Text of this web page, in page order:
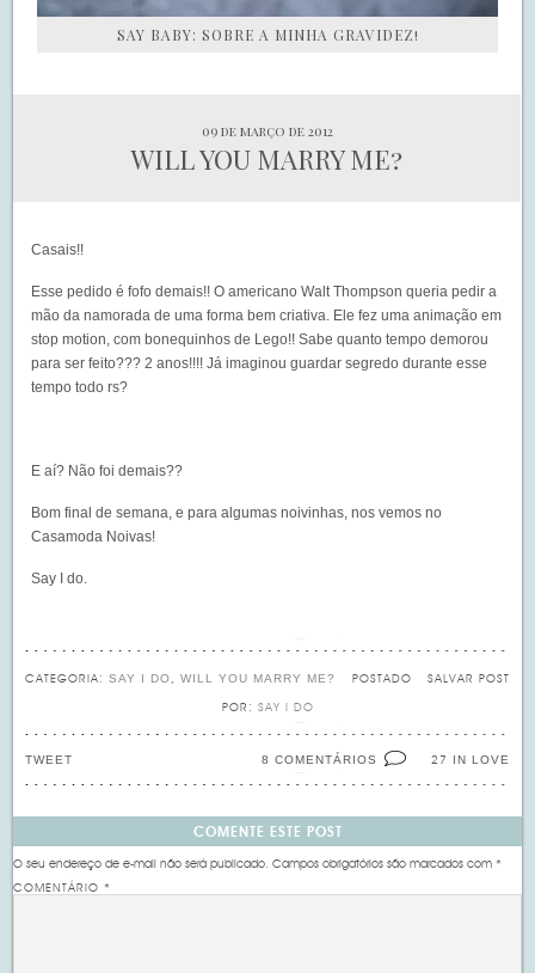
SAY BABY: SOBRE A MINHA GRAVIDEZ!
09 de março de 2012
WILL YOU MARRY ME?
Casais!!
Esse pedido é fofo demais!! O americano Walt Thompson queria pedir a
mão da namorada de uma forma bem criativa. Ele fez uma animação em
stop motion, com bonequinhos de Lego!! Sabe quanto tempo demorou
para ser feito??? 2 anos!!!! Já imaginou guardar segredo durante esse
tempo todo rs?
E aí? Não foi demais??
Bom final de semana, e para algumas noivinhas, nos vemos no
Casamoda Noivas!
Say I do.
CATEGORIA:SAY I DO ,WILL YOU MARRY ME? SALVAR POST
POSTADO
POR: SAY I DO
27 IN LOVE
8 COMENTÁRIOS
TWEET
COMENTE ESTE POST
O seu endereço de e-mail não será publicado. Campos obrigatórios são marcados com*
COMENTÁRIO*